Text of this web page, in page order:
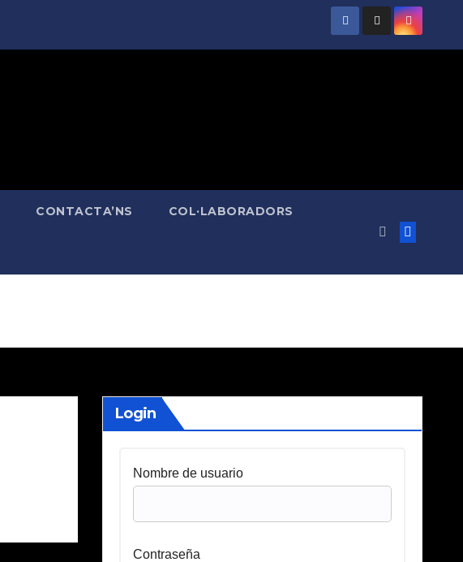
CONTACTA’NS COL·LABORADORS
Login
Nombre de usuario
Contraseña